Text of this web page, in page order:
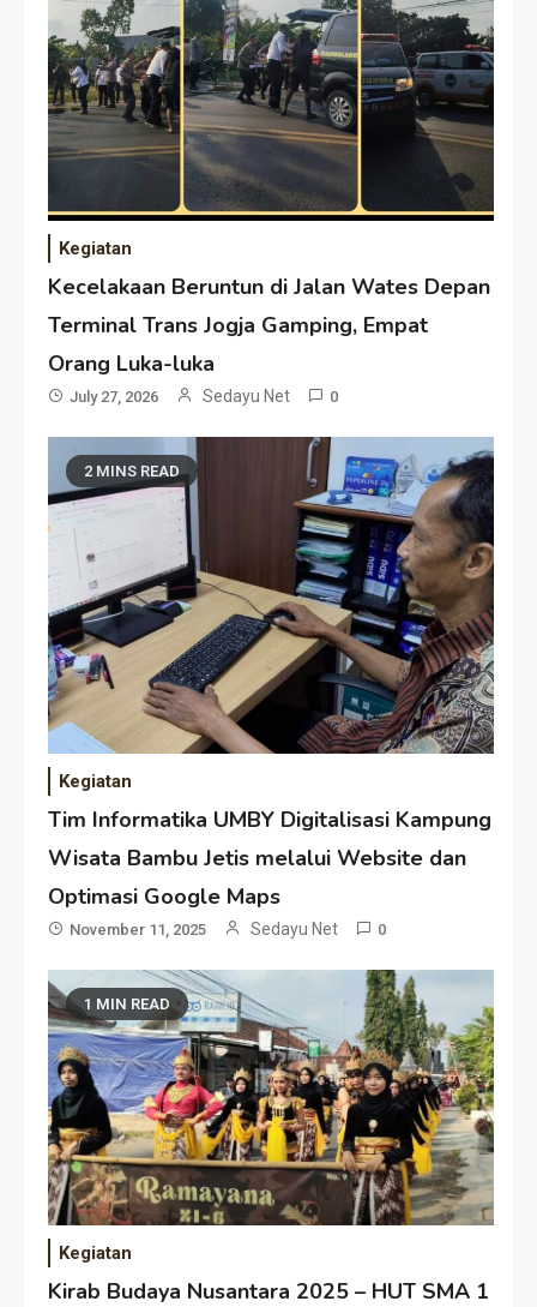
Kegiatan
Kecelakaan Beruntun di Jalan Wates Depan
Terminal Trans Jogja Gamping, Empat
Orang Luka-luka
July 27, 2026 Sedayu Net 0
2 MINS READ
Kegiatan
Tim Informatika UMBY Digitalisasi Kampung
Wisata Bambu Jetis melalui Website dan
Optimasi Google Maps
November 11, 2025 Sedayu Net 0
1 MIN READ
Kegiatan
Kirab Budaya Nusantara 2025 – HUT SMA 1